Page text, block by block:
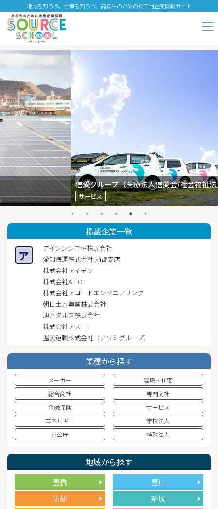
地元を知ろう。仕事を知ろう。高校生のための東三河企業情報サイト
信愛グループ（医療法人信愛会/社会福祉法人明世会）
サービス
掲載企業一覧
ア
アイシンシロキ株式会社
愛知海運株式会社 蒲郡支店
株式会社アイデン
株式会社AIHO
株式会社アコードエンジニアリング
朝日土木興業株式会社
旭メタルズ株式会社
株式会社アスコ
渥美運輸株式会社（アツミグループ）
株式会社渥美モータース
株式会社あゆみっくす
アルディック株式会社
社会保険労務士法人An-field
株式会社伊勢安金網製作所
磯野建設工業株式会社
一幸建設株式会社
株式会社イトコー
イトモル株式会社
株式会社ウッドワン 東海製造部
株式会社エイティーンインターナショナル
株式会社エデックリンセイシステム（FUJIグル
ープ）
NJT銅管株式会社
業種から探す
メーカー
建設・住宅
総合商社
専門商社
金融保険
サービス
エネルギー
学校法人
官公庁
特殊法人
地域から探す
豊橋
豊川
蒲郡
新城